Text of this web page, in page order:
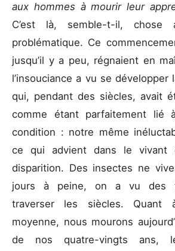
aux hommes à mourir leur
C’est là, semble-t-il, chose
problématique. Ce
jusqu’il y a peu, régnaient en
l’insouciance a vu se développer
qui, pendant des siècles, avait
comme étant parfaitement lié
condition : notre même
ce qui advient dans le vivant
disparition. Des insectes ne
jours à peine, on a vu des
traverser les siècles.
moyenne, nous mourons
de nos quatre-vingts ans,